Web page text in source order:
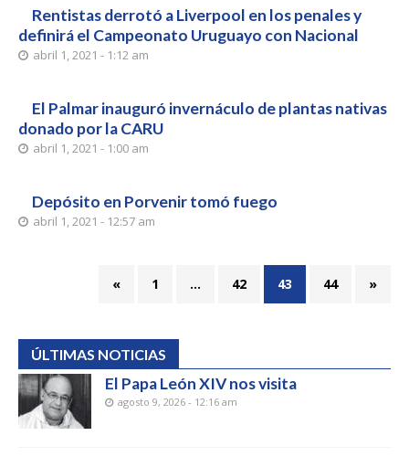
Rentistas derrotó a Liverpool en los penales y
definirá el Campeonato Uruguayo con Nacional
abril 1, 2021 - 1:12 am
El Palmar inauguró invernáculo de plantas nativas
donado por la CARU
abril 1, 2021 - 1:00 am
Depósito en Porvenir tomó fuego
abril 1, 2021 - 12:57 am
« 1 … 42 43 44 »
ÚLTIMAS NOTICIAS
El Papa León XIV nos visita
agosto 9, 2026 - 12:16 am